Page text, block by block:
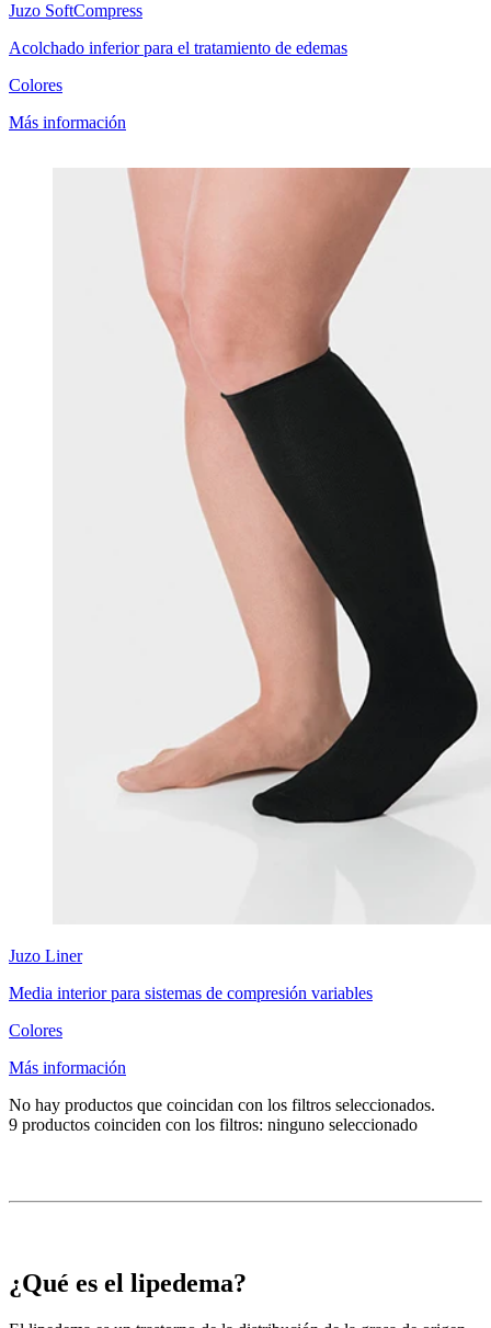
Juzo SoftCompress
Acolchado inferior para el tratamiento de edemas
Colores
Más información
Juzo Liner
Media interior para sistemas de compresión variables
Colores
Más información
No hay productos que coincidan con los filtros seleccionados.
9 productos coinciden con los filtros: ninguno seleccionado
¿Qué es el lipedema?